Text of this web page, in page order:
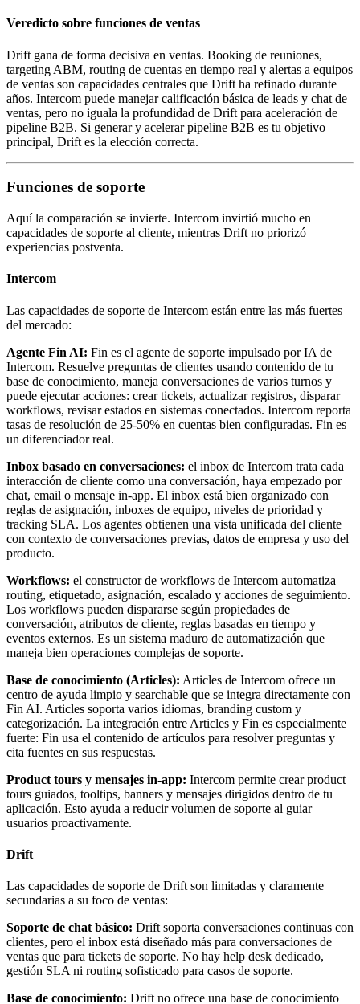
Veredicto sobre funciones de ventas
Drift gana de forma decisiva en ventas. Booking de reuniones,
targeting ABM, routing de cuentas en tiempo real y alertas a equipos
de ventas son capacidades centrales que Drift ha refinado durante
años. Intercom puede manejar calificación básica de leads y chat de
ventas, pero no iguala la profundidad de Drift para aceleración de
pipeline B2B. Si generar y acelerar pipeline B2B es tu objetivo
principal, Drift es la elección correcta.
Funciones de soporte
Aquí la comparación se invierte. Intercom invirtió mucho en
capacidades de soporte al cliente, mientras Drift no priorizó
experiencias postventa.
Intercom
Las capacidades de soporte de Intercom están entre las más fuertes
del mercado:
Agente Fin AI: Fin es el agente de soporte impulsado por IA de
Intercom. Resuelve preguntas de clientes usando contenido de tu
base de conocimiento, maneja conversaciones de varios turnos y
puede ejecutar acciones: crear tickets, actualizar registros, disparar
workflows, revisar estados en sistemas conectados. Intercom reporta
tasas de resolución de 25-50% en cuentas bien configuradas. Fin es
un diferenciador real.
Inbox basado en conversaciones: el inbox de Intercom trata cada
interacción de cliente como una conversación, haya empezado por
chat, email o mensaje in-app. El inbox está bien organizado con
reglas de asignación, inboxes de equipo, niveles de prioridad y
tracking SLA. Los agentes obtienen una vista unificada del cliente
con contexto de conversaciones previas, datos de empresa y uso del
producto.
Workflows: el constructor de workflows de Intercom automatiza
routing, etiquetado, asignación, escalado y acciones de seguimiento.
Los workflows pueden dispararse según propiedades de
conversación, atributos de cliente, reglas basadas en tiempo y
eventos externos. Es un sistema maduro de automatización que
maneja bien operaciones complejas de soporte.
Base de conocimiento (Articles): Articles de Intercom ofrece un
centro de ayuda limpio y searchable que se integra directamente con
Fin AI. Articles soporta varios idiomas, branding custom y
categorización. La integración entre Articles y Fin es especialmente
fuerte: Fin usa el contenido de artículos para resolver preguntas y
cita fuentes en sus respuestas.
Product tours y mensajes in-app: Intercom permite crear product
tours guiados, tooltips, banners y mensajes dirigidos dentro de tu
aplicación. Esto ayuda a reducir volumen de soporte al guiar
usuarios proactivamente.
Drift
Las capacidades de soporte de Drift son limitadas y claramente
secundarias a su foco de ventas:
Soporte de chat básico: Drift soporta conversaciones continuas con
clientes, pero el inbox está diseñado más para conversaciones de
ventas que para tickets de soporte. No hay help desk dedicado,
gestión SLA ni routing sofisticado para casos de soporte.
Base de conocimiento: Drift no ofrece una base de conocimiento